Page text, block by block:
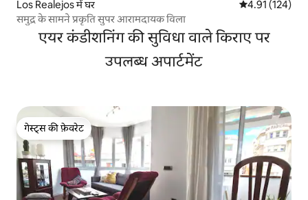
Los Realejos में घर औसत रेटिंग 5 में से
4.91 (124)
समुद्र के सामने प्रकृति सुपर आरामदायक विला
एयर कंडीशनिंग की सुविधा वाले किराए पर
उपलब्ध अपार्टमेंट
गेस्ट्स की फ़ेवरेट
गेस्ट्स की फ़ेवरेट